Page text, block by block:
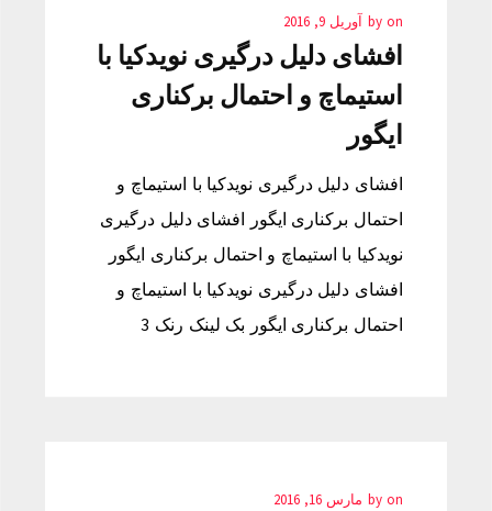
by on آوریل 9, 2016
افشای دلیل درگیری نویدکیا با
استیماچ و احتمال برکناری
ایگور
افشای دلیل درگیری نویدکیا با استیماچ و
احتمال برکناری ایگور افشای دلیل درگیری
نویدکیا با استیماچ و احتمال برکناری ایگور
افشای دلیل درگیری نویدکیا با استیماچ و
احتمال برکناری ایگور بک لینک رنک 3
by on مارس 16, 2016